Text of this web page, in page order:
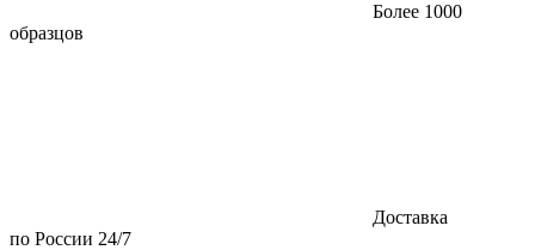
Более 1000
образцов
Доставка
по России 24/7